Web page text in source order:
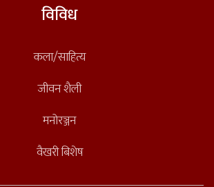
विविध
कला/साहित्य
जीवन शैली
मनोरञ्जन
वैखरी बिशेष